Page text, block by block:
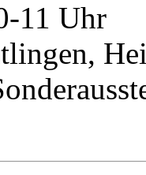
11 Uhr